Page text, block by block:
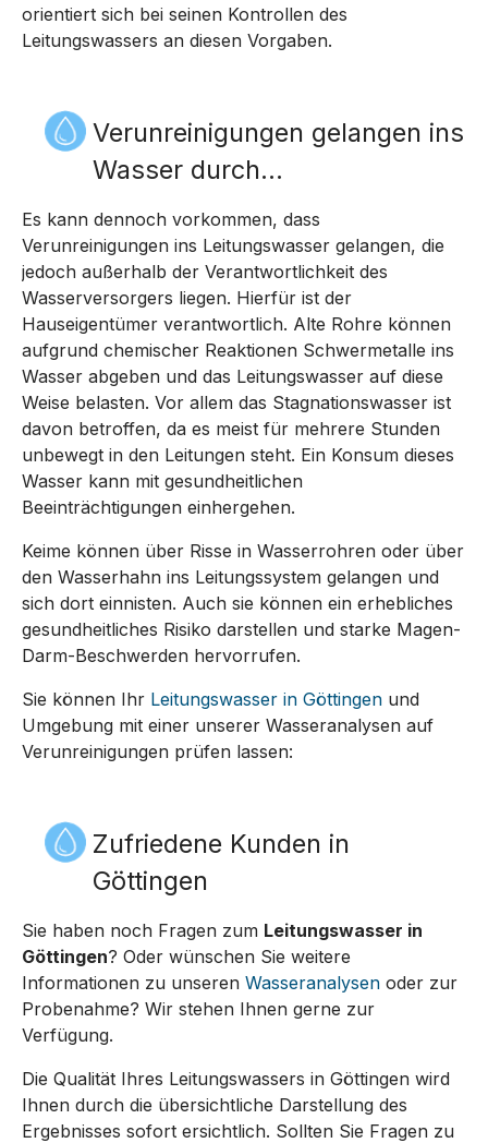
orientiert sich bei seinen Kontrollen des
Leitungswassers an diesen Vorgaben.
Verunreinigungen gelangen ins
Wasser durch...
Es kann dennoch vorkommen, dass
Verunreinigungen ins Leitungswasser gelangen, die
jedoch außerhalb der Verantwortlichkeit des
Wasserversorgers liegen. Hierfür ist der
Hauseigentümer verantwortlich. Alte Rohre können
aufgrund chemischer Reaktionen Schwermetalle ins
Wasser abgeben und das Leitungswasser auf diese
Weise belasten. Vor allem das Stagnationswasser ist
davon betroffen, da es meist für mehrere Stunden
unbewegt in den Leitungen steht. Ein Konsum dieses
Wasser kann mit gesundheitlichen
Beeinträchtigungen einhergehen.
Keime können über Risse in Wasserrohren oder über
den Wasserhahn ins Leitungssystem gelangen und
sich dort einnisten. Auch sie können ein erhebliches
gesundheitliches Risiko darstellen und starke Magen-
Darm-Beschwerden hervorrufen.
Sie können Ihr Leitungswasser in Göttingen und
Umgebung mit einer unserer Wasseranalysen auf
Verunreinigungen prüfen lassen:
Zufriedene Kunden in
Göttingen
Sie haben noch Fragen zum Leitungswasser in
Göttingen? Oder wünschen Sie weitere
Informationen zu unseren Wasseranalysen oder zur
Probenahme? Wir stehen Ihnen gerne zur
Verfügung.
Die Qualität Ihres Leitungswassers in Göttingen wird
Ihnen durch die übersichtliche Darstellung des
Ergebnisses sofort ersichtlich. Sollten Sie Fragen zu